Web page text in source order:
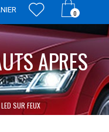
0
APRES
SUR FEUX